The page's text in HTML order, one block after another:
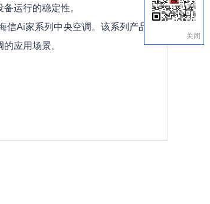
运行的稳定性。
Ai家系列中央空调。该系列产品
应用场景。
关闭